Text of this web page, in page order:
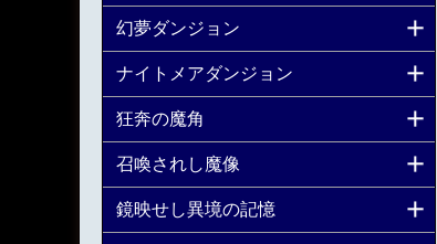
幻夢ダンジョン
ナイトメアダンジョン
狂奔の魔角
召喚されし魔像
鏡映せし異境の記憶